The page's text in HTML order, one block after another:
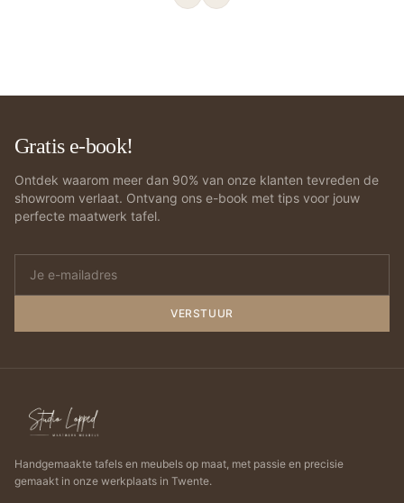
Gratis e-book!
Ontdek waarom meer dan 90% van onze klanten tevreden de
showroom verlaat. Ontvang ons e-book met tips voor jouw
perfecte maatwerk tafel.
VERSTUUR
Handgemaakte tafels en meubels op maat, met passie en precisie
gemaakt in onze werkplaats in Twente.